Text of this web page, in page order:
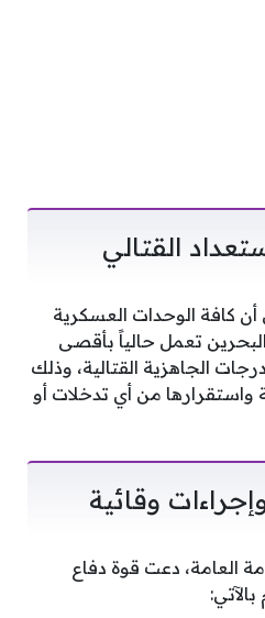
القتالي
كافة الوحدات العسكرية
تعمل حالياً بأقصى
الجاهزية القتالية، وذلك
من أي تدخلات أو
وقائية
العامة، دعت قوة دفاع